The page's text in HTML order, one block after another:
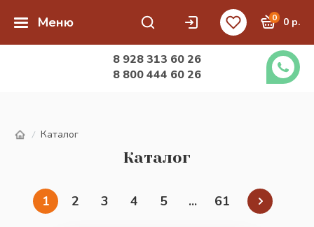
Меню 0 0 р.
8 928 313 60 26
8 800 444 60 26
/ Каталог
Каталог
1 2 3 4 5 ... 61